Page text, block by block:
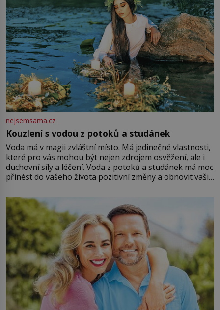
nejsemsama.cz
Kouzlení s vodou z potoků a studánek
Voda má v magii zvláštní místo. Má jedinečné vlastnosti,
které pro vás mohou být nejen zdrojem osvěžení, ale i
duchovní síly a léčení. Voda z potoků a studánek má moc
přinést do vašeho života pozitivní změny a obnovit vaši
můžete obohatit své rituály a přinést do svého života
větší harmonii a klid. Je důležité